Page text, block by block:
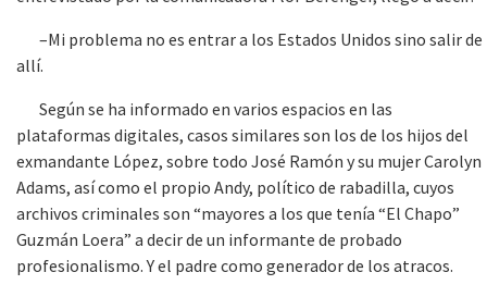
–Mi problema no es entrar a los Estados Unidos sino salir de
allí.
Según se ha informado en varios espacios en las
plataformas digitales, casos similares son los de los hijos del
exmandante López, sobre todo José Ramón y su mujer Carolyn
Adams, así como el propio Andy, político de rabadilla, cuyos
archivos criminales son “mayores a los que tenía “El Chapo”
Guzmán Loera” a decir de un informante de probado
profesionalismo. Y el padre como generador de los atracos.